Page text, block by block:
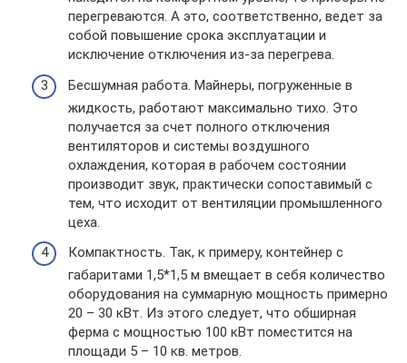
перегреваются. А это, соответственно, ведет за
собой повышение срока эксплуатации и
исключение отключения из-за перегрева.
Бесшумная работа. Майнеры, погруженные в
жидкость, работают максимально тихо. Это
получается за счет полного отключения
вентиляторов и системы воздушного
охлаждения, которая в рабочем состоянии
производит звук, практически сопоставимый с
тем, что исходит от вентиляции промышленного
цеха.
Компактность. Так, к примеру, контейнер с
габаритами 1,5*1,5 м вмещает в себя количество
оборудования на суммарную мощность примерно
20 – 30 кВт. Из этого следует, что обширная
ферма с мощностью 100 кВт поместится на
площади 5 – 10 кв. метров.